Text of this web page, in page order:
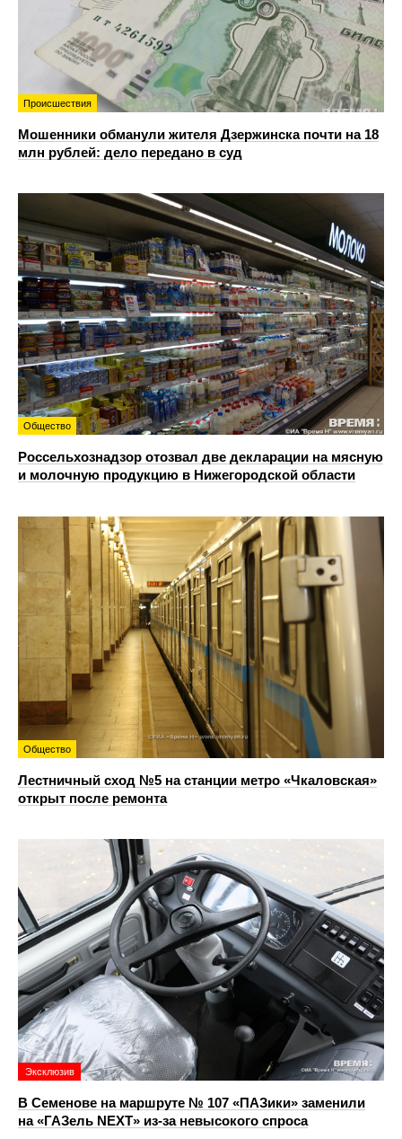
Происшествия
Мошенники обманули жителя Дзержинска почти на 18
млн рублей: дело передано в суд
Общество
Россельхознадзор отозвал две декларации на мясную
и молочную продукцию в Нижегородской области
Общество
Лестничный сход №5 на станции метро «Чкаловская»
открыт после ремонта
Эксклюзив
В Семенове на маршруте № 107 «ПАЗики» заменили
на «ГАЗель NEXT» из‑за невысокого спроса